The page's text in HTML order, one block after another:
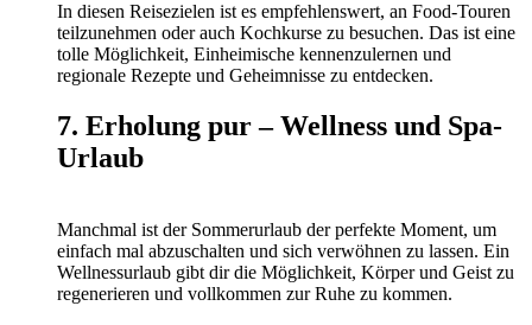
In diesen Reisezielen ist es empfehlenswert, an Food-Touren
teilzunehmen oder auch Kochkurse zu besuchen. Das ist eine
tolle Möglichkeit, Einheimische kennenzulernen und
regionale Rezepte und Geheimnisse zu entdecken.
7. Erholung pur – Wellness und Spa-
Urlaub
Manchmal ist der Sommerurlaub der perfekte Moment, um
einfach mal abzuschalten und sich verwöhnen zu lassen. Ein
Wellnessurlaub gibt dir die Möglichkeit, Körper und Geist zu
regenerieren und vollkommen zur Ruhe zu kommen.